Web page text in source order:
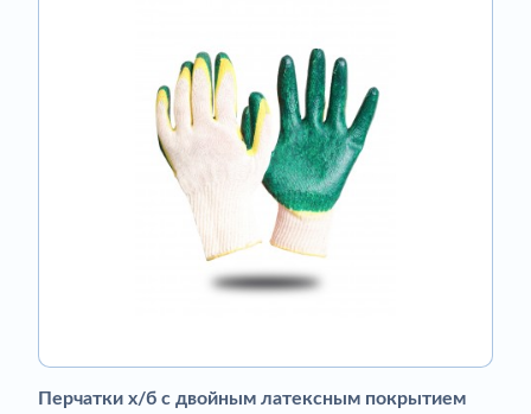
Перчатки х/б с двойным латексным покрытием